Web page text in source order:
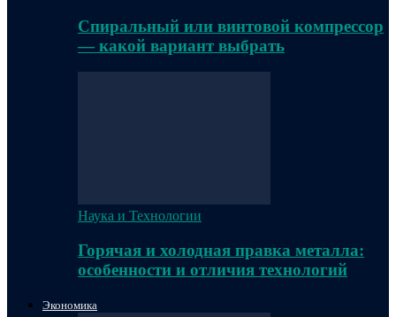
Спиральный или винтовой компрессор
— какой вариант выбрать
Наука и Технологии
Горячая и холодная правка металла:
особенности и отличия технологий
Экономика